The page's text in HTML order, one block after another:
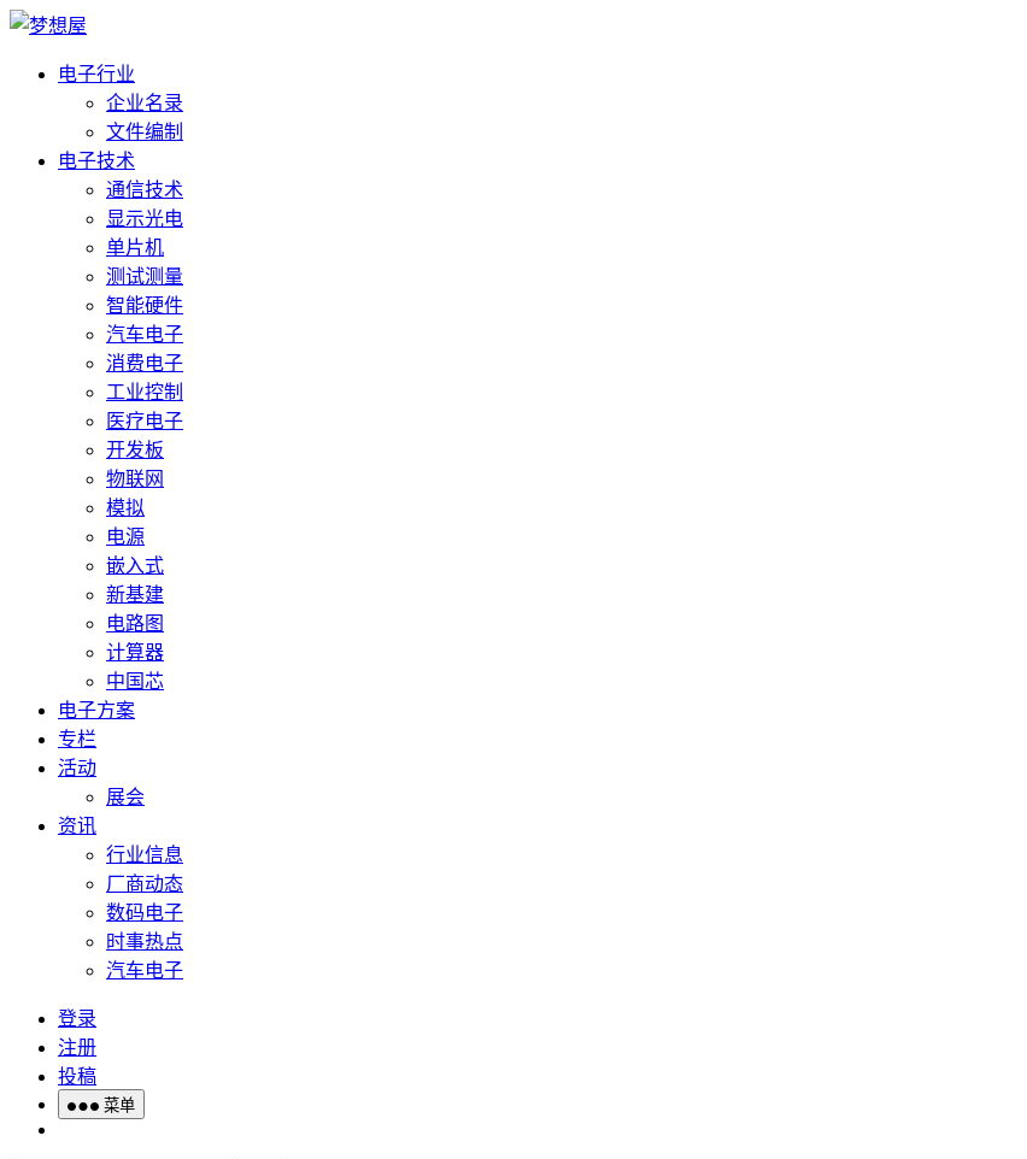
电子行业
企业名录
文件编制
电子技术
通信技术
显示光电
单片机
测试测量
智能硬件
汽车电子
消费电子
工业控制
医疗电子
开发板
物联网
模拟
电源
嵌入式
新基建
电路图
计算器
中国芯
电子方案
专栏
活动
展会
资讯
行业信息
厂商动态
数码电子
时事热点
汽车电子
登录
注册
投稿
菜单